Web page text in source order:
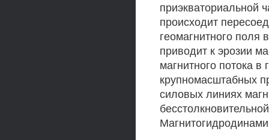
приэкваториальной
происходит
геомагнитного поля
приводит к эрозии
магнитного потока
крупномасштабных
силовых линиях